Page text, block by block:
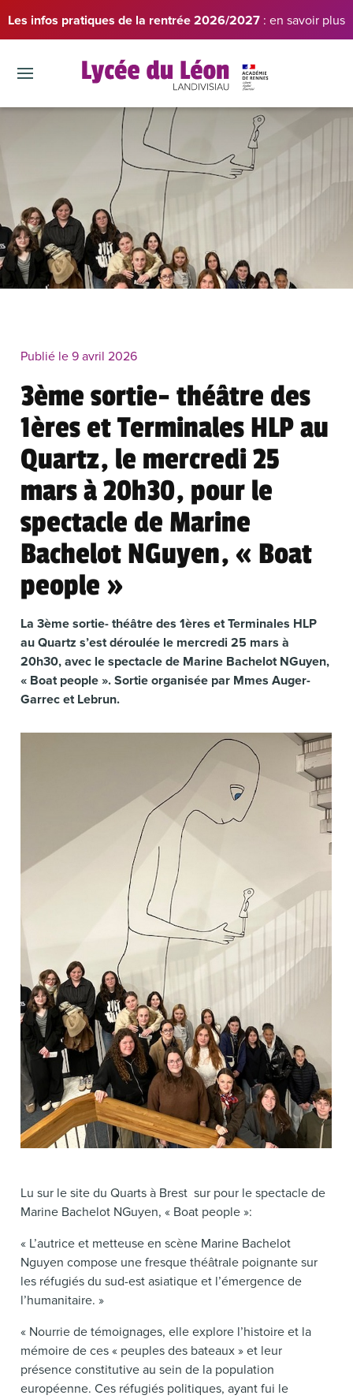
Les infos pratiques de la rentrée 2026/2027 : en savoir plus
Publié le 9 avril 2026
3ème sortie- théâtre des
1ères et Terminales HLP au
Quartz, le mercredi 25
mars à 20h30, pour le
spectacle de Marine
Bachelot NGuyen, « Boat
people »
La 3ème sortie- théâtre des 1ères et Terminales HLP
au Quartz s’est déroulée le mercredi 25 mars à
20h30, avec le spectacle de Marine Bachelot NGuyen,
« Boat people ». Sortie organisée par Mmes Auger-
Garrec et Lebrun.
Lu sur le site du Quarts à Brest sur pour le spectacle de
Marine Bachelot NGuyen, « Boat people »:
« L’autrice et metteuse en scène Marine Bachelot
Nguyen compose une fresque théâtrale poignante sur
les réfugiés du sud-est asiatique et l’émergence de
l’humanitaire. »
« Nourrie de témoignages, elle explore l’histoire et la
mémoire de ces « peuples des bateaux » et leur
présence constitutive au sein de la population
européenne. Ces réfugiés politiques, ayant fui le